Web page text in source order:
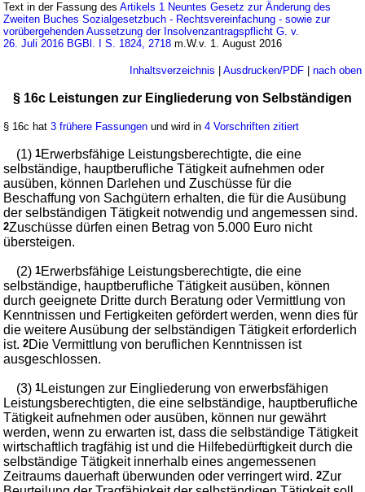
Text in der Fassung desArtikels 1 Neuntes Gesetz zur Änderung des
Zweiten Buches Sozialgesetzbuch - Rechtsvereinfachung - sowie zur
vorübergehenden Aussetzung der Insolvenzantragspflicht G. v.
26. Juli 2016 BGBl. I S. 1824, 2718 m.W.v. 1. August 2016
Inhaltsverzeichnis Ausdrucken/PDF| nach oben
§ 16c Leistungen zur Eingliederung von Selbständigen
§ 16c hat3 frühere Fassungen und wird in4 Vorschriften zitiert
(1)1Erwerbsfähige Leistungsberechtigte, die eine
selbständige, hauptberufliche Tätigkeit aufnehmen oder
ausüben, können Darlehen und Zuschüsse für die
Beschaffung von Sachgütern erhalten, die für die Ausübung
der selbständigen Tätigkeit notwendig und angemessen sind.
2Zuschüsse dürfen einen Betrag von 5.000 Euro nicht
übersteigen.
(2)1Erwerbsfähige Leistungsberechtigte, die eine
selbständige, hauptberufliche Tätigkeit ausüben, können
durch geeignete Dritte durch Beratung oder Vermittlung von
Kenntnissen und Fertigkeiten gefördert werden, wenn dies für
die weitere Ausübung der selbständigen Tätigkeit erforderlich
ist.2Die Vermittlung von beruflichen Kenntnissen ist
ausgeschlossen.
(3)1 Leistungen zur Eingliederung von erwerbsfähigen
Leistungsberechtigten, die eine selbständige, hauptberufliche
Tätigkeit aufnehmen oder ausüben, können nur gewährt
werden, wenn zu erwarten ist, dass die selbständige Tätigkeit
wirtschaftlich tragfähig ist und die Hilfebedürftigkeit durch die
selbständige Tätigkeit innerhalb eines angemessenen
Zeitraums dauerhaft überwunden oder verringert wird.2Zur